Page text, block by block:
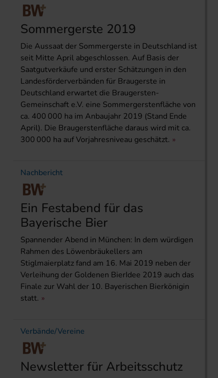
Sommergerste 2019
Die Aussaat der Sommergerste in Deutschland ist
seit Mitte April abgeschlossen. Auf Basis der
Saatgutverkäufe und erster Schätzungen in den
Landesförderverbänden für Braugerste in
Deutschland erwartet die Braugersten-
Gemeinschaft e.V. eine Sommergerstenfläche von
ca. 400 000 ha im Anbaujahr 2019 (Stand Ende
April). Die Braugerstenfläche daraus wird mit ca.
300 000 ha auf Vorjahresniveau geschätzt.
Nachbericht
Ein Festabend für das
Bayerische Bier
Spannender Abend in München: In dem würdigen
Rahmen des Löwenbräukellers am
Stiglmaierplatz fand am 16. Mai 2019 neben der
Verleihung der Goldenen BierIdee 2019 auch das
Finale zur Wahl der 10. Bayerischen Bierkönigin
statt.
Verbände/Vereine
Newsletter für Arbeitsschutz